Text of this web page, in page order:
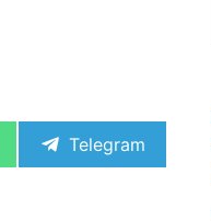
Compartir
Telegram